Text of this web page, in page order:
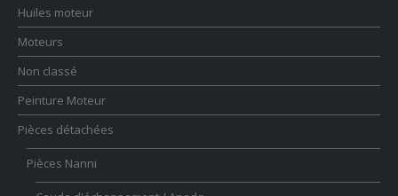
Huiles moteur
Moteurs
Non classé
Peinture Moteur
Pièces détachées
Pièces Nanni